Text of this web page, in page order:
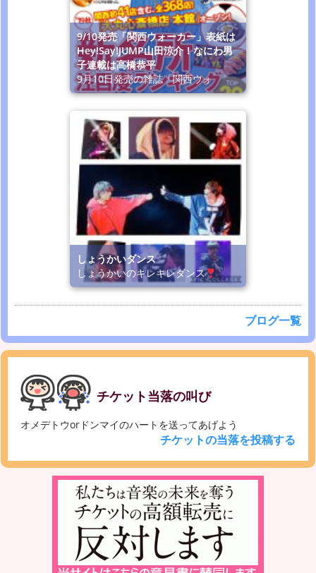
9/10発売「関西ウォーカー」表紙は
Hey!Say!JUMP山田涼介！なにわ男
子連載は高橋恭平
9月10日発売の雑誌「関西ウォ
しょうかいダンス
しょうかいのキレキレダンス
ブログ一覧
チケット当落の叫び
オメデトウorドンマイのハートを送ってあげよう
チケットの当落を投稿する